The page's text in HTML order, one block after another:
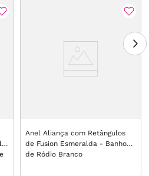
Anel Aliança com Retângulos
de Fusion Esmeralda - Banho
de Ródio Branco